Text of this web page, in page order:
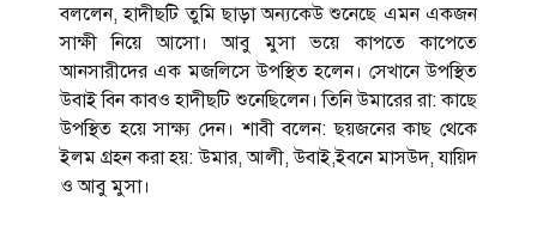
বললেন, হাদীছটি তুমি ছাড়া অন্যকেউ শুনেছে এমন একজন
সাক্ষী নিয়ে আসো। আবু মুসা ভয়ে কাপতে কাপেতে
আনসারীদের এক মজলিসে উপস্থিত হলেন। সেখানে উপস্থিত
উবাই বিন কাবও হাদীছটি শুনেছিলেন। তিনি উমারের রা: কাছে
উপস্থিত হয়ে সাক্ষ্য দেন। শাবী বলেন: ছয়জনের কাছ থেকে
ইলম গ্রহন করা হয়: উমার, আলী, উবাই,ইবনে মাসউদ, যায়িদ
ও আবু মুসা।